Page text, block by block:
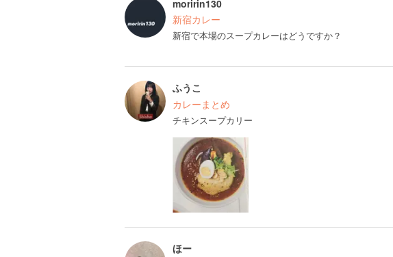
moririn130
新宿カレー
新宿で本場のスープカレーはどうですか？
ふうこ
カレーまとめ
チキンスープカリー
ほー